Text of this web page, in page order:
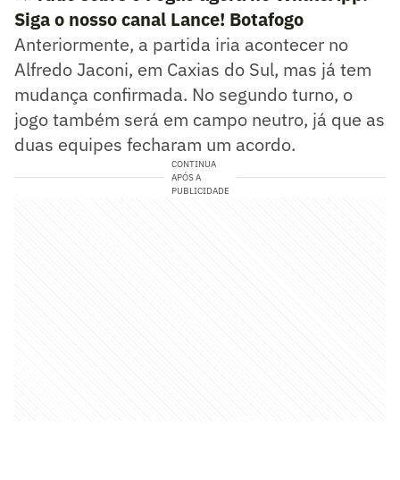
Siga o nosso canal Lance! Botafogo
Anteriormente, a partida iria acontecer no
Alfredo Jaconi, em Caxias do Sul, mas já tem
mudança confirmada. No segundo turno, o
jogo também será em campo neutro, já que as
duas equipes fecharam um acordo.
CONTINUA
APÓS A
PUBLICIDADE